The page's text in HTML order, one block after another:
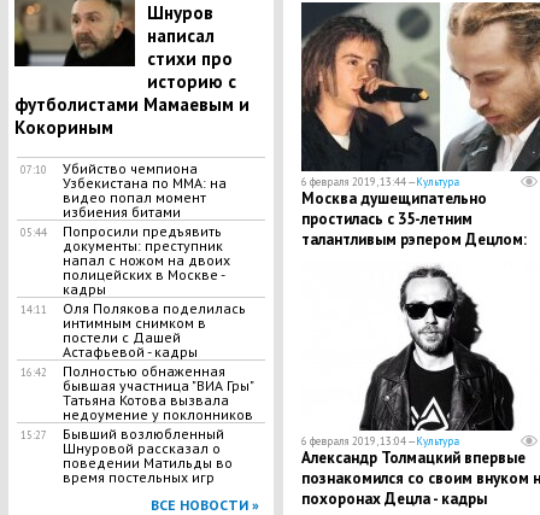
Шнуров
написал
стихи про
историю с
футболистами Мамаевым и
Кокориным
07:10
Убийство чемпиона
Узбекистана по MMA: на
видео попал момент
избиения битами
05:44
Попросили предъявить
документы: преступник
напал с ножом на двоих
полицейских в Москве -
кадры
14:11
Оля Полякова поделилась
интимным снимком в
постели с Дашей
Астафьевой - кадры
16:42
Полностью обнаженная
бывшая участница "ВИА Гры"
Татьяна Котова вызвала
недоумение у поклонников
15:27
Бывший возлюбленный
Шнуровой рассказал о
поведении Матильды во
время постельных игр
ВСЕ НОВОСТИ »
6 февраля 2019, 13:44 —Культура
Москва душещипательно
простилась с 35-летним
талантливым рэпером Децлом:
"Прощай, маленький Моцарт"
6 февраля 2019, 13:04 —Культура
Александр Толмацкий впервые
познакомился со своим внуком
похоронах Децла - кадры